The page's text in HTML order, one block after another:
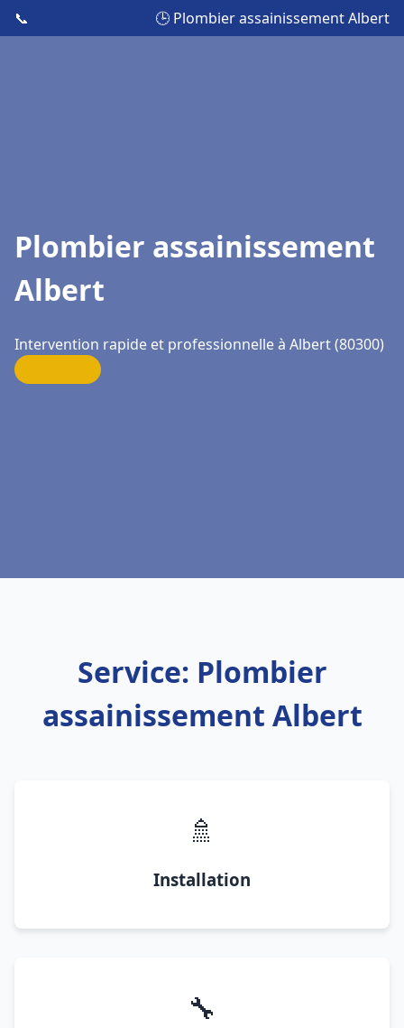
📞 🕒 Plombier assainissement Albert
Plombier assainissement
Albert
Intervention rapide et professionnelle à Albert (80300)
Service: Plombier
assainissement Albert
🚿
Installation
🔧